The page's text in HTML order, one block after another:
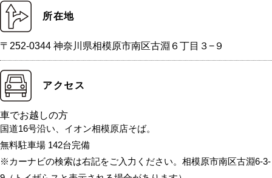
所在地
〒252-0344 神奈川県相模原市南区古淵６丁目３−９
アクセス
車でお越しの方
国道16号沿い、イオン相模原店そば。
無料駐車場 142台完備
※カーナビの検索は右記をご入力ください。相模原市南区古淵6-3-